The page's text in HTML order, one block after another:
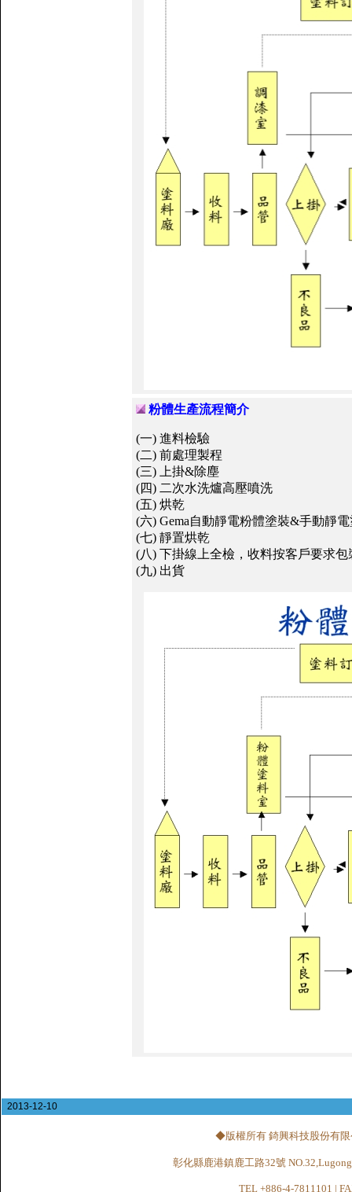
粉體生產流程簡介
(一) 進料檢驗
(二) 前處理製程
(三) 上掛&除塵
(四) 二次水洗爐高壓噴洗
(五) 烘乾
(六) Gema自動靜電粉體塗裝&手動靜
(七) 靜置烘乾
(八) 下掛線上全檢，收料按客戶要求包
(九) 出貨
2013-12-10
◆版權所有 錡興科技股份有限
彰化縣鹿港鎮鹿工路32號
TEL +886-4-7811101 |